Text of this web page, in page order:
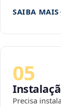
SAIBA MAIS
05
Precisa